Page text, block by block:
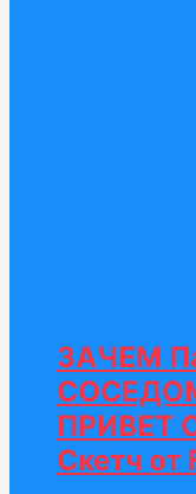
ЗАЧЕМ
ПРИВЕТ
Скетч от